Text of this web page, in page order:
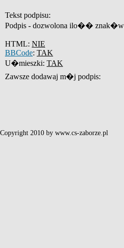
Tekst podpisu:
Podpis - dozwolona ilo��
HTML: NIE
BBCode: TAK
U�mieszki: TAK
Zawsze dodawaj m�j podpis:
Copyright 2010 by www.cs-zaborze.pl